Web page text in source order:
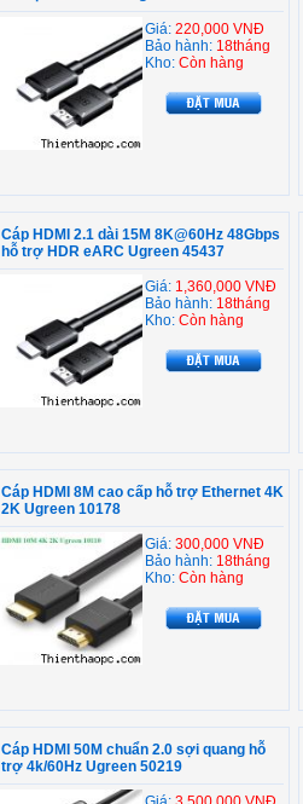
Giá: 220,000 VNĐ
Bảo hành: 18tháng
Kho: Còn hàng
Cáp HDMI 2.1 dài 15M 8K@60Hz 48Gbps
hỗ trợ HDR eARC Ugreen 45437
Giá: 1,360,000 VNĐ
Bảo hành: 18tháng
Kho: Còn hàng
Cáp HDMI 8M cao cấp hỗ trợ Ethernet 4K
2K Ugreen 10178
Giá: 300,000 VNĐ
Bảo hành: 18tháng
Kho: Còn hàng
Cáp HDMI 50M chuẩn 2.0 sợi quang hỗ
trợ 4k/60Hz Ugreen 50219